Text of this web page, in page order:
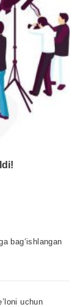
bagʻishlangan
uchun